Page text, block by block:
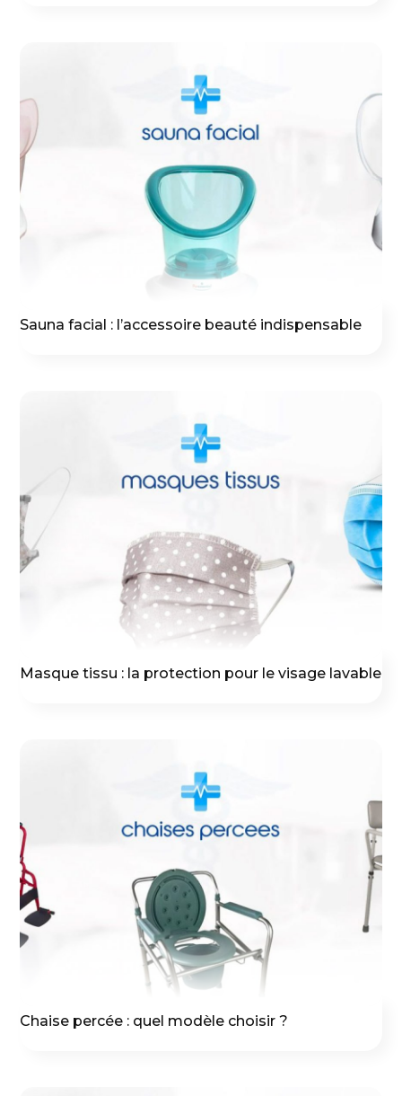
Sauna facial : l’accessoire beauté indispensable
Masque tissu : la protection pour le visage lavable
Chaise percée : quel modèle choisir ?